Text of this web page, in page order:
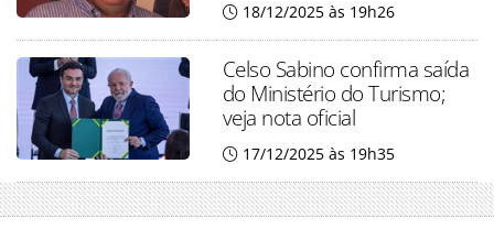
18/12/2025 às 19h26
Celso Sabino confirma saída
do Ministério do Turismo;
veja nota oficial
17/12/2025 às 19h35